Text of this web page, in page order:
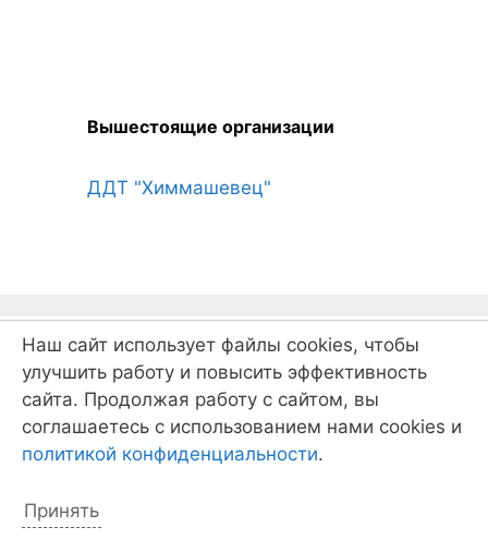
Вышестоящие организации
ДДТ "Химмашевец"
Архив
Архив
Наш сайт использует файлы cookies, чтобы
улучшить работу и повысить эффективность
сайта. Продолжая работу с сайтом, вы
соглашаетесь с использованием нами cookies и
политикой конфиденциальности.
Принять